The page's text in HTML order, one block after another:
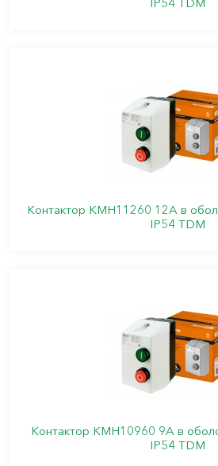
Контактор КМН11260 12А в
IP54 TDM
Контактор КМН10960 9А в
IP54 TDM